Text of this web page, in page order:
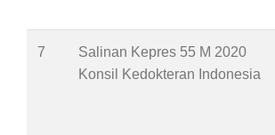
7
Salinan Kepres 55 M 2020
Konsil Kedokteran Indonesia